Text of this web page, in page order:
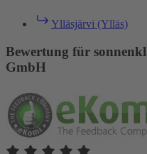
Ylläsjärvi (Ylläs)
Bewertung für
GmbH